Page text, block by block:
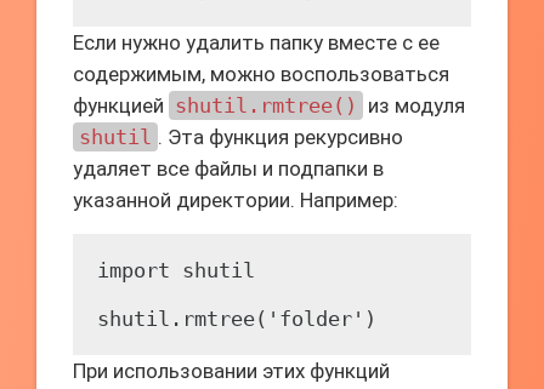
Если нужно удалить папку вместе с ее
содержимым, можно воспользоваться
функцией shutil.rmtree()
из модуля
shutil . Эта функция рекурсивно
удаляет все файлы и подпапки в
указанной директории. Например:
import shutil
При использовании этих функций